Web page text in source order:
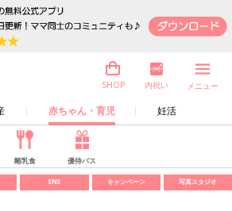
赤ちゃん・育児 妊活
SHOP 内祝い メニュー
離乳食 優待パス
SNS キャンペーン 写真スタジオ